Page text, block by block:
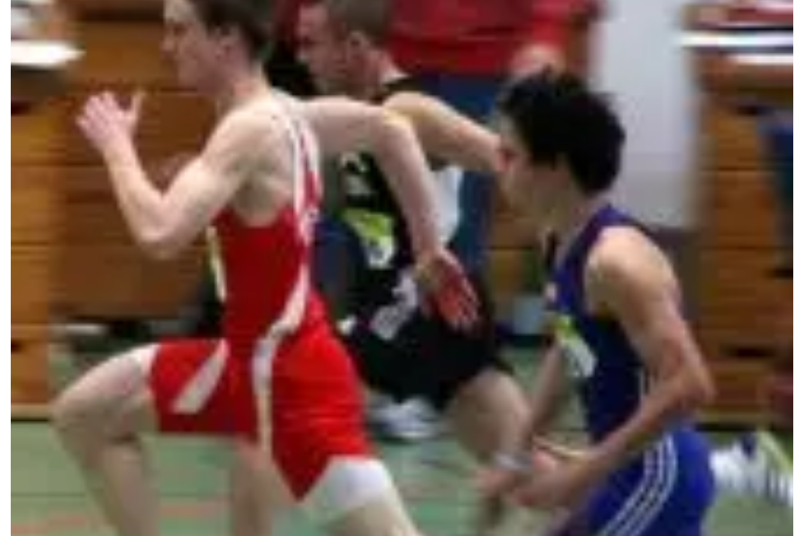
Konkurrenz. Sara Gambetta (TSG Schlitz) und Anne Rieger (Spvgg Auerbach/Streitheim) wurden mit jeweils 1,65 m Zweite und Dritte. Nur hauchdünn riss
die neue Meisterin die 1,72 m und feierte nach den Titelgewinnen auf Regional- und Landesebene nun ihren dritten großen Erfolg in dieser Hallensaison.
Erst im letzten Versuch entglitt Julia Köpf der Titel im Dreisprung. Da wurde sie von Henrike Zimmer (TV Bad Schwalbach) mit 11,63 m noch um vier
Zentimeter übertroffen. In einem hochklassigen Wettkampf steigerte sich die Iggingerin im fünften Durchgang auf 11,59 m und sicherte sich dadurch
wenigstens die Silbermedaille. Auch Maike Wolf schaffte den Einzug in den Endkampf. Mit 10,78 m übertraf sie ihren Hausrekord um acht Zentimeter und
wurde Achte. Insgesamt konnte Trainer Lutz Dombrowski mit seiner Truppe sehr zufrieden sein.